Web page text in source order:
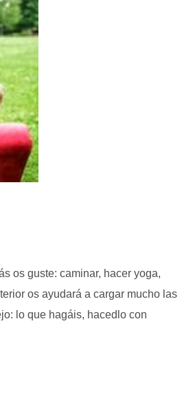
os guste: caminar, hacer yoga,
os ayudará a cargar mucho las
lo que hagáis, hacedlo con